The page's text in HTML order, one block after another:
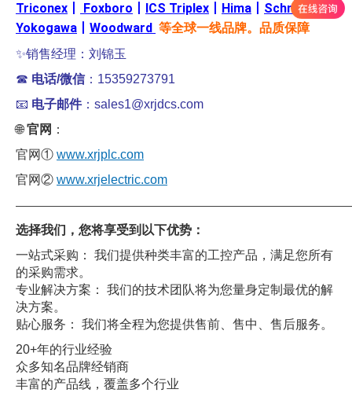
Triconex
Foxboro ICS Triplex Hima Schneider丨
Yokogawa
Woodward 等全球一线品牌。品质保障
✨销售经理：刘锦玉
☎ 电话/微信：15359273791
📧 电子邮件：sales1@xrjdcs.com
🌐官网 ：
官网① www.xrjplc.com
官网② www.xrjelectric.com
选择我们，您将享受到以下优势：
一站式采购： 我们提供种类丰富的工控产品，满足您所有
的采购需求。
专业解决方案： 我们的技术团队将为您量身定制最优的解
决方案。
贴心服务： 我们将全程为您提供售前、售中、售后服务。
20+年的行业经验
众多知名品牌经销商
丰富的产品线，覆盖多个行业